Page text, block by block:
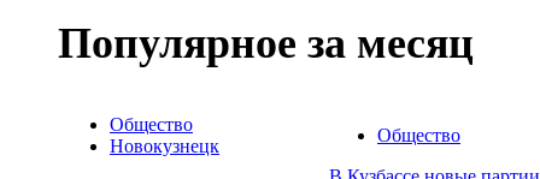
Популярное за месяц
Общество
Новокузнецк
Общество